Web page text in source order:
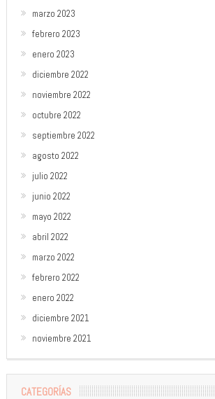
marzo 2023
febrero 2023
enero 2023
diciembre 2022
noviembre 2022
octubre 2022
septiembre 2022
agosto 2022
julio 2022
junio 2022
mayo 2022
abril 2022
marzo 2022
febrero 2022
enero 2022
diciembre 2021
noviembre 2021
CATEGORÍAS